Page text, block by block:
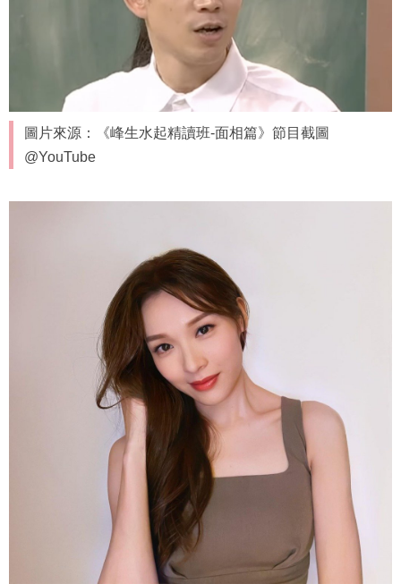
圖片來源：《峰生水起精讀班-面相篇》節目截圖
@YouTube